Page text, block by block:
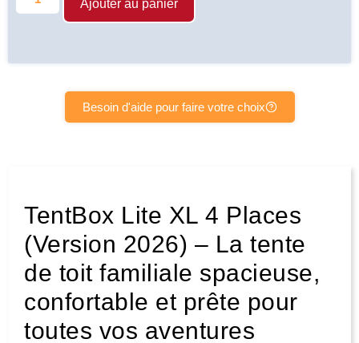
Ajouter au panier
Besoin d'aide pour faire votre choix
TentBox Lite XL 4 Places
(Version 2026) – La tente
de toit familiale spacieuse,
confortable et prête pour
toutes vos aventures